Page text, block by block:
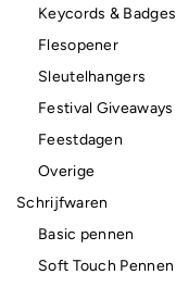
Keycords & Badges
Flesopener
Sleutelhangers
Festival Giveaways
Feestdagen
Overige
Schrijfwaren
Basic pennen
Soft Touch Pennen